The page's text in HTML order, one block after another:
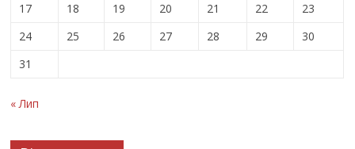
17
18 19 20 21 22
23
24
25 26 27 28 29
30
31
« Лип